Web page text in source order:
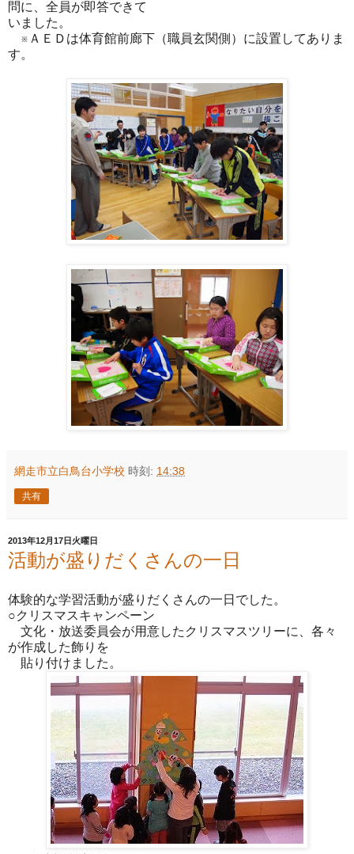
問に、全員が即答できて
いました。
※ＡＥＤは体育館前廊下（職員玄関側）に設置してありま
す。
網走市立白鳥台小学校 時刻: 14:38
共有
2013年12月17日火曜日
活動が盛りだくさんの一日
体験的な学習活動が盛りだくさんの一日でした。
○クリスマスキャンペーン
文化・放送委員会が用意したクリスマスツリーに、各々
が作成した飾りを
貼り付けました。